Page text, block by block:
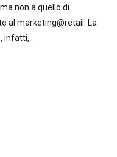
non a quello di
al marketing@retail. La
infatti,...